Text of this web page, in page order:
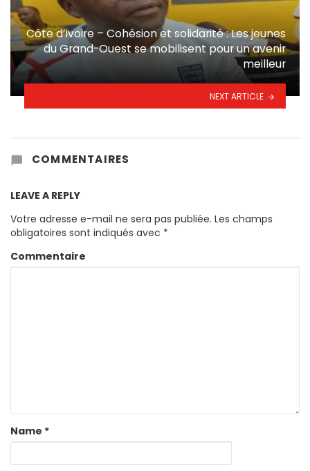
Côte d’Ivoire – Cohésion et solidarité : Les jeunes
du Grand-Ouest se mobilisent pour un avenir
meilleur
NEXT ARTICLE
COMMENTAIRES
LEAVE A REPLY
Votre adresse e-mail ne sera pas publiée. Les champs
obligatoires sont indiqués avec *
Commentaire
Name *